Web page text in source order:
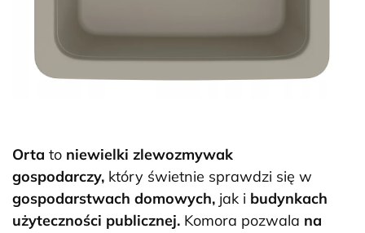
Orta to niewielki zlewozmywak
gospodarczy, który świetnie sprawdzi się w
gospodarstwach domowych, jak i budynkach
użyteczności publicznej. Komora pozwala na